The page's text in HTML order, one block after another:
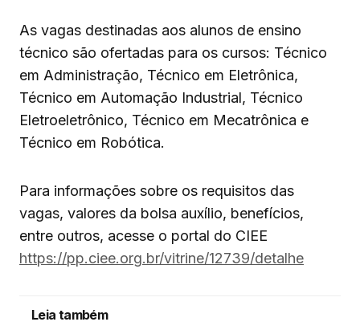
As vagas destinadas aos alunos de ensino
técnico são ofertadas para os cursos: Técnico
em Administração, Técnico em Eletrônica,
Técnico em Automação Industrial, Técnico
Eletroeletrônico, Técnico em Mecatrônica e
Técnico em Robótica.
Para informações sobre os requisitos das
vagas, valores da bolsa auxílio, benefícios,
entre outros, acesse o portal do CIEE
https://pp.ciee.org.br/vitrine/12739/detalhe
Leia também